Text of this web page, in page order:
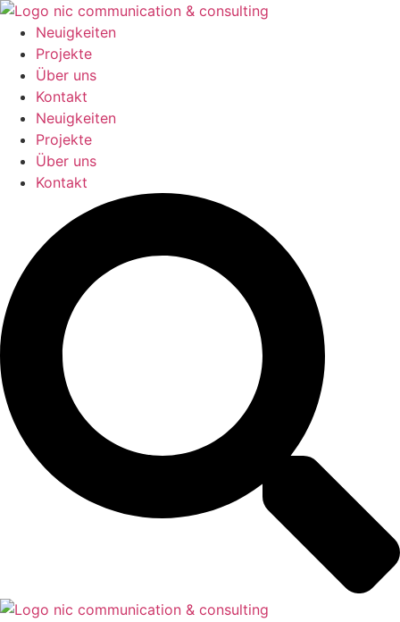
Zum
Inhalt
springen
Neuigkeiten
Projekte
Über uns
Kontakt
Neuigkeiten
Projekte
Über uns
Kontakt